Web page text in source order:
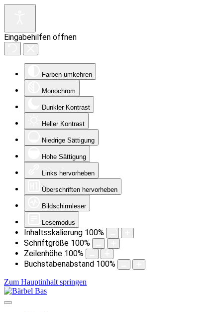
Eingabehilfen öffnen
Farben umkehren
Monochrom
Dunkler Kontrast
Heller Kontrast
Niedrige Sättigung
Hohe Sättigung
Links hervorheben
Überschriften hervorheben
Bildschirmleser
Lesemodus
Inhaltsskalierung 100%
Schriftgröße 100%
Zeilenhöhe 100%
Buchstabenabstand 100%
Zum Hauptinhalt springen